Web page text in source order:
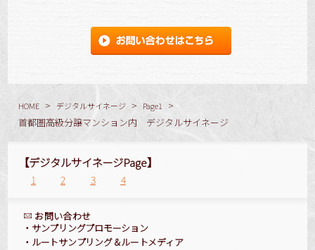
HOME > デジタルサイネージ > Page1
>
首都圏高級分譲マンション内 デジタルサイネージ
【デジタルサイネージPage】
1 2 3 4
お問い合わせ
・ サンプリングプロモーション
・ ルートサンプリング＆ルートメディア